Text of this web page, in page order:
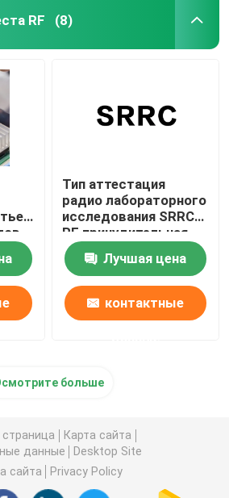
RF (8)
Тип аттестация
радио лабораторного
исследования SRRC
RF принудительная
Лучшая цена
контактные
больше
страница
Карта сайта
данные
Desktop Site
сайта
Privacy Policy